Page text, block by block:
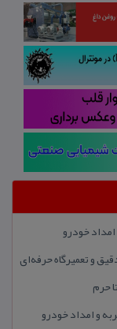
خودرو
و تعمیرگاه حرفه‌ای